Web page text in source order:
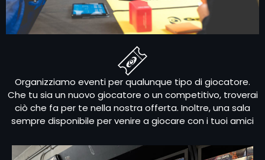
Organizziamo eventi per qualunque tipo di giocatore.
Che tu sia un nuovo giocatore o un competitivo, troverai
ciò che fa per te nella nostra offerta. Inoltre, una sala
sempre disponibile per venire a giocare con i tuoi amici